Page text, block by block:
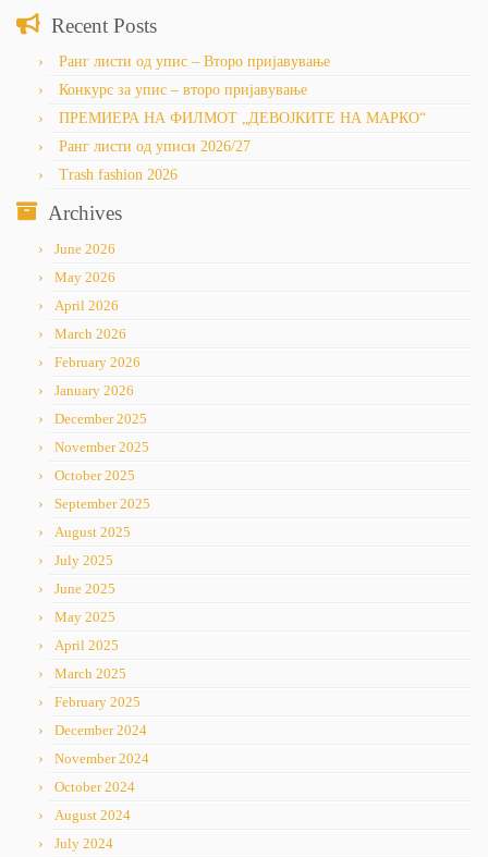
Recent Posts
Ранг листи од упис – Второ пријавување
Конкурс за упис – второ пријавување
ПРЕМИЕРА НА ФИЛМОТ „ДЕВОЈКИТЕ НА МАРКО“
Ранг листи од уписи 2026/27
Trash fashion 2026
Archives
June 2026
May 2026
April 2026
March 2026
February 2026
January 2026
December 2025
November 2025
October 2025
September 2025
August 2025
July 2025
June 2025
May 2025
April 2025
March 2025
February 2025
December 2024
November 2024
October 2024
August 2024
July 2024